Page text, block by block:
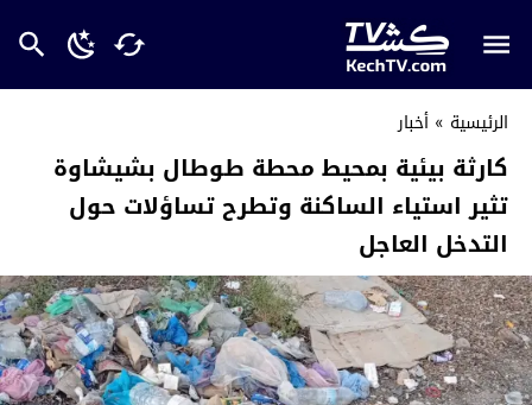
الرئيسية » أخبار
كارثة بيئية بمحيط محطة طوطال بشيشاوة
تثير استياء الساكنة وتطرح تساؤلات حول
التدخل العاجل